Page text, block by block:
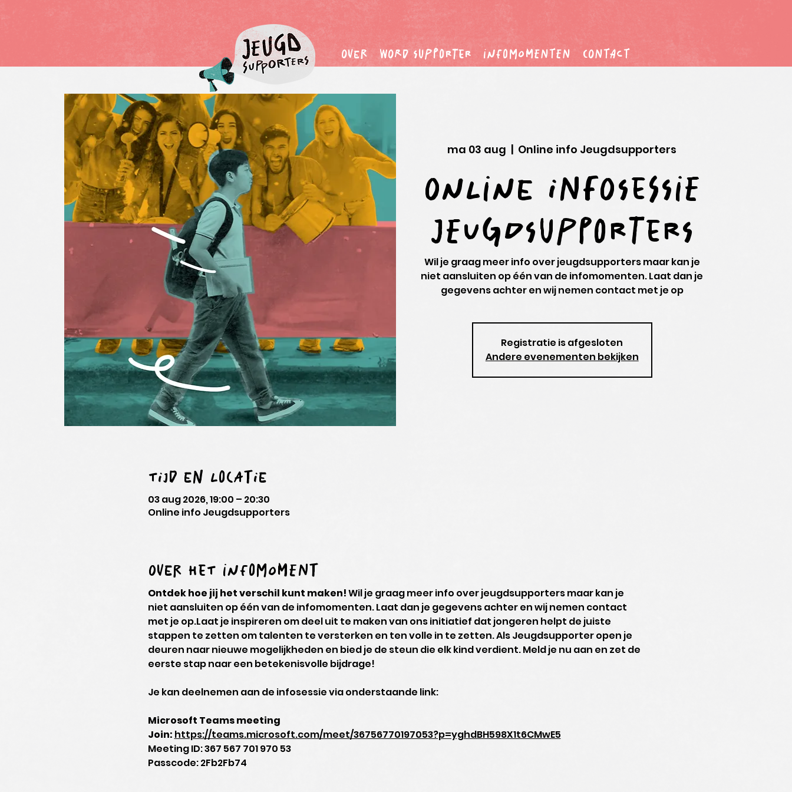
Over word supporter infomomenten contact
ma 03 aug
  |
Online info Jeugdsupporters
Online infosessie
Jeugdsupporters
Wil je graag meer info over jeugdsupporters maar kan je
niet aansluiten op één van de infomomenten. Laat dan je
gegevens achter en wij nemen contact met je op
Registratie is afgesloten
Andere evenementen bekijken
Tijd en locatie
03 aug 2026, 19:00 – 20:30
Online info Jeugdsupporters
Over het infomoment
Ontdek hoe jij het verschil kunt maken! Wil je graag meer info over jeugdsupporters maar kan je
niet aansluiten op één van de infomomenten. Laat dan je gegevens achter en wij nemen contact
met je op.Laat je inspireren om deel uit te maken van ons initiatief dat jongeren helpt de juiste
stappen te zetten om talenten te versterken en ten volle in te zetten. Als Jeugdsupporter open je
deuren naar nieuwe mogelijkheden en bied je de steun die elk kind verdient. Meld je nu aan en zet de
eerste stap naar een betekenisvolle bijdrage!
Je kan deelnemen aan de infosessie via onderstaande link:
Microsoft Teams meeting
Join: https://teams.microsoft.com/meet/36756770197053?p=yghdBH598X1t6CMwE5
Meeting ID: 367 567 701 970 53
Passcode: 2Fb2Fb74